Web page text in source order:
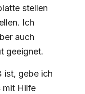
stellen
Ich
auch
geeignet.
ist, gebe ich
mit Hilfe